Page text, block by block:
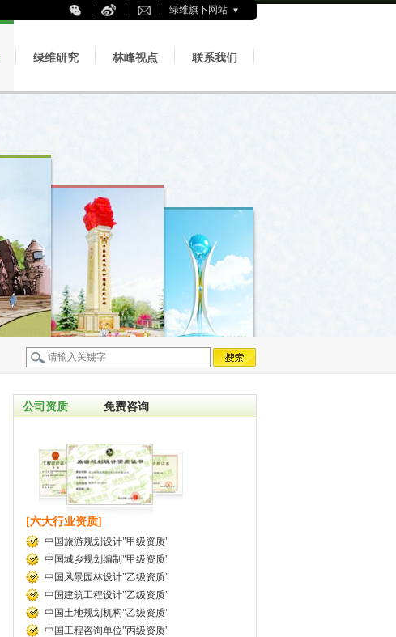
绿维旗下网站
绿维研究 林峰视点 联系我们
公司资质 免费咨询
[六大行业资质]
中国旅游规划设计"甲级资质"
中国城乡规划编制"甲级资质"
中国风景园林设计"乙级资质"
中国建筑工程设计"乙级资质"
中国土地规划机构"乙级资质"
中国工程咨询单位"丙级资质"